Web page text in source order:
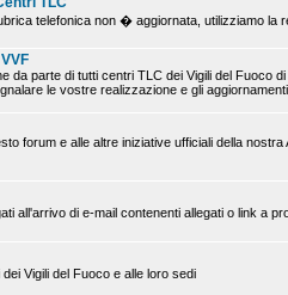
telefonica non � aggiornata, utilizziamo la
da parte di tutti centri TLC dei Vigili del Fuoco
le vostre realizzazione e gli
forum e alle altre iniziative ufficiali della
all'arrivo di e-mail contenenti allegati o link a
Vigili del Fuoco e alle loro sedi